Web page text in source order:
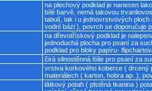
na plechový podklad je nanesen
bílé barvě, nemá takovou
tabulí, tak i u jednovrstvových
vodní bázi ), povrch se doporučuje
na dřevotřískový podklad je
jednoduchá plocha pro psaní za
podklad pro bloky papíru-
čirá silnostěnná fólie pro psaní za
vrstva korkového koberce ( drcený
materiálech ( karton, hobra ap. ),
látkový potah ( plstěná tkanina )